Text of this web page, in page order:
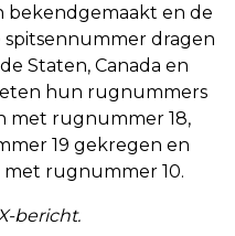
bekendgemaakt en de
spitsennummer dragen
Staten, Canada en
hun rugnummers
met rugnummer 18,
19 gekregen en
met rugnummer 10.
bericht.